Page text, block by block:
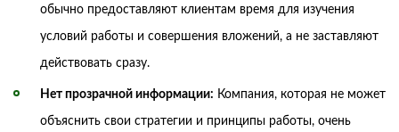
обычно предоставляют клиентам время для изучения
условий работы и совершения вложений, а не заставляют
действовать сразу.
Нет прозрачной информации: Компания, которая не может
объяснить свои стратегии и принципы работы, очень